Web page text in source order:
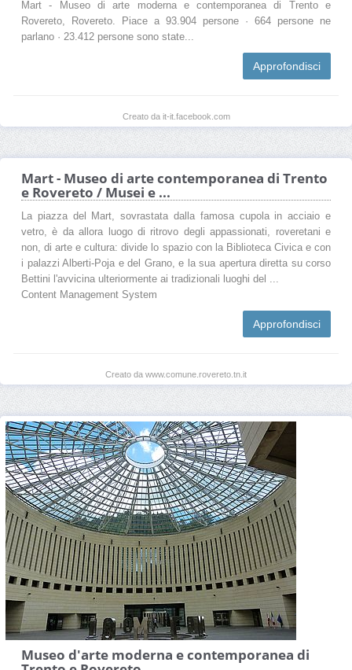
Mart - Museo di arte moderna e contemporanea di Trento e
Rovereto, Rovereto. Piace a 93.904 persone · 664 persone ne
parlano · 23.412 persone sono state...
Approfondisci
Creato da it-it.facebook.com
Mart - Museo di arte contemporanea di Trento
e Rovereto / Musei e ...
La piazza del Mart, sovrastata dalla famosa cupola in acciaio e
vetro, è da allora luogo di ritrovo degli appassionati, roveretani e
non, di arte e cultura: divide lo spazio con la Biblioteca Civica e con
i palazzi Alberti-Poja e del Grano, e la sua apertura diretta su corso
Bettini l'avvicina ulteriormente ai tradizionali luoghi del ...
Content Management System
Approfondisci
Creato da www.comune.rovereto.tn.it
Museo d'arte moderna e contemporanea di